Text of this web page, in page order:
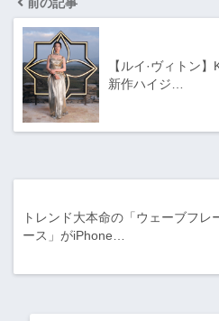
【ルイ·ヴィトン
新作ハイジ…
トレンド大本命の「ウェーブフレ
ース」がiPhone…